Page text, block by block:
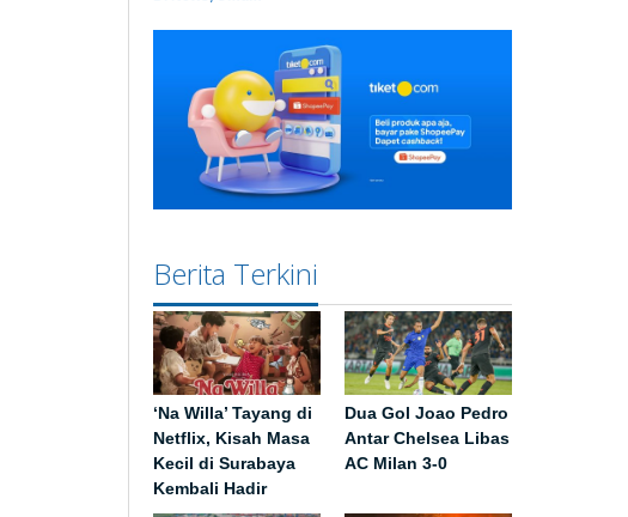
Berita Terkini
‘Na Willa’ Tayang di
Netflix, Kisah Masa
Kecil di Surabaya
Kembali Hadir
Dua Gol Joao Pedro
Antar Chelsea Libas
AC Milan 3-0